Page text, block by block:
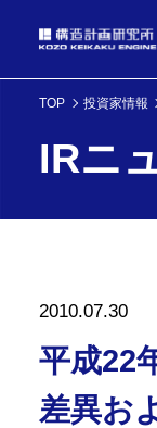
TOP 投資家情報
IRニ
2010.07.30
平成22
差異お